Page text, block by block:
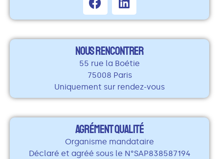
NOUS RENCONTRER
55 rue la Boétie
75008 Paris
Uniquement sur rendez-vous
AGRÉMENT QUALITÉ
Organisme mandataire
Déclaré et agréé sous le N°SAP838587194